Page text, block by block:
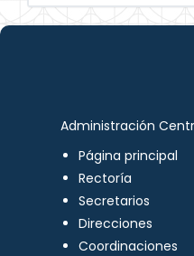
Administración
Página principal
Rectoría
Secretarios
Direcciones
Coordinaciones